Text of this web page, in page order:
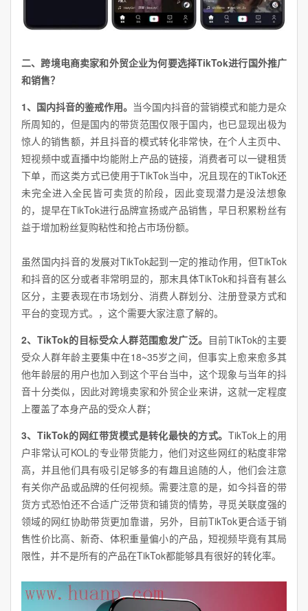
二、跨境电商卖家和外贸企业为何要选择TikTok进行国外推广
和销售？
1、国内抖音的鉴戒作用。 当今国内抖音的营销模式和能力是众
所周知的，但是国内的带货范围仅限于国内，也已显现出极为
惊人的销售额，并且抖音的模式转化非常快，在个人主页中、
短视频中或直播中均能附上产品的链接，消费者可以一键租赁
下单，而这类方式已使用于TikTok当中，况且现在的TikTok还
未完全进入全民皆可卖货的阶段，因此变现潜力是没法想象
的，提早在TikTok进行品牌宣扬或产品销售，早日积累粉丝有
益于增加粉丝复购粘性和抢占市场份额。
虽然国内抖音的发展对TikTok起到一定的推动作用，但TikTok
和抖音的区分或者非常明显的，那末具体TikTok和抖音有甚么
区分，主要表现在市场划分、消费人群划分、注册登录方式和
平台的变现方式。，这个需要大家注意了解的。
2、TikTok的目标受众人群范围愈发广泛。 目前TikTok的主要
受众人群年龄主要集中在18~35岁之间，但事实上愈来愈多其
他年龄层的用户也加入到这个平台当中，这个现象与当年的抖
音十分类似，因此对跨境卖家和外贸企业来讲，这就一定程度
上覆盖了本身产品的受众人群；
3、TikTok的网红带货模式是转化最快的方式。 TikTok上的用
户非常认可KOL的专业带货能力，他们对这些网红的粘度非常
高，并且他们具有吸引足够多的有趣且追随的人，他们会注意
有关你产品或品牌的任何视频。需要注意的是，如今抖音的带
货方式恐怕还不合适广泛带货和铺货的情势，寻觅关联度强的
领域的网红协助带货更加靠谱，另外，目前TikTok更合适于销
售性价比高、新奇、体积重量偏小的产品，短视频毕竟有其局
限性，并不是所有的产品在TikTok都能够具有很好的转化率。